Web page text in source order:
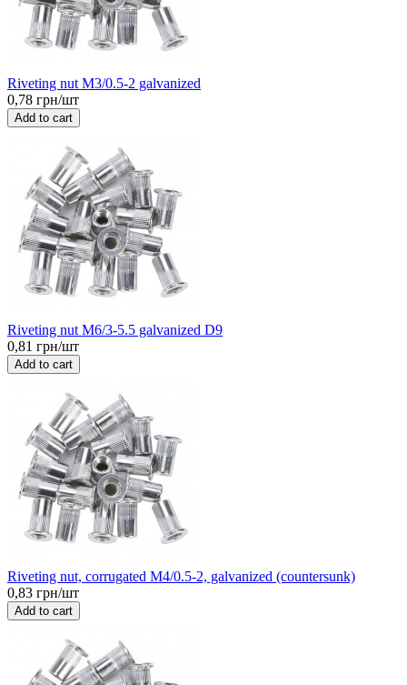
Riveting nut M3/0.5-2 galvanized
0,78 грн/шт
Add to cart
Riveting nut M6/3-5.5 galvanized D9
0,81 грн/шт
Add to cart
Riveting nut, corrugated M4/0.5-2, galvanized (countersunk)
0,83 грн/шт
Add to cart